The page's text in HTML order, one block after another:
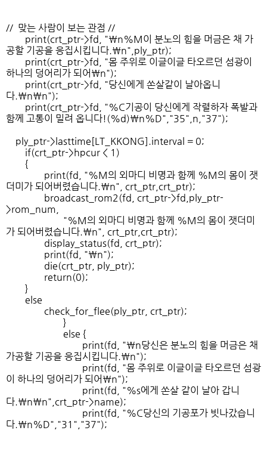
// 맞는 사람이 보는 관점 //
print(crt_ptr->fd, "\n%M이 분노의 힘을 머금은 채 가
공할 기공을 응집시킵니다.\n",ply_ptr);
print(crt_ptr->fd, "몸 주위로 이글이글 타오르던 섬광이
하나의 덩어리가 되어\n");
print(crt_ptr->fd, "당신에게 쏜살같이 날아옵니
다.\n\n");
print(crt_ptr->fd, "%C기공이 당신에게 작렬하자 폭발과
함께 고통이 밀려 옵니다!(%d)\n%D","35",n,"37");
ply_ptr->lasttime[LT_KKONG].interval = 0;
if(crt_ptr->hpcur < 1)
{
print(fd, "%M의 외마디 비명과 함께 %M의 몸이 잿
더미가 되어버렸습니다.\n", crt_ptr,crt_ptr);
broadcast_rom2(fd, crt_ptr->fd,ply_ptr-
>rom_num,
"%M의 외마디 비명과 함께 %M의 몸이 잿더미
가 되어버렸습니다.\n", crt_ptr,crt_ptr);
display_status(fd, crt_ptr);
print(fd, "\n");
die(crt_ptr, ply_ptr);
return(0);
}
else
check_for_flee(ply_ptr, crt_ptr);
}
else {
print(fd, "\n당신은 분노의 힘을 머금은 채
가공할 기공을 응집시킵니다.\n");
print(fd, "몸 주위로 이글이글 타오르던 섬광
이 하나의 덩어리가 되어\n");
print(fd, "%s에게 쏜살 같이 날아 갑니
다.\n\n",crt_ptr->name);
print(fd, "%C당신의 기공포가 빗나갔습니
다.\n%D","31","37");